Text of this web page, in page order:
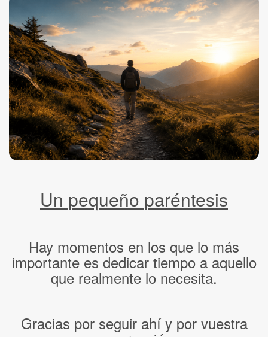
Un pequeño paréntesis
Hay momentos en los que lo más
importante es dedicar tiempo a aquello
que realmente lo necesita.
Gracias por seguir ahí y por vuestra